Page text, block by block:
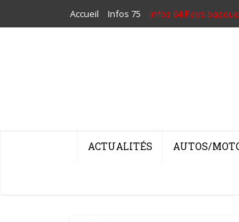
Accueil Infos 75 Infos 64 Pays basque
ACTUALITÉS AUTOS/